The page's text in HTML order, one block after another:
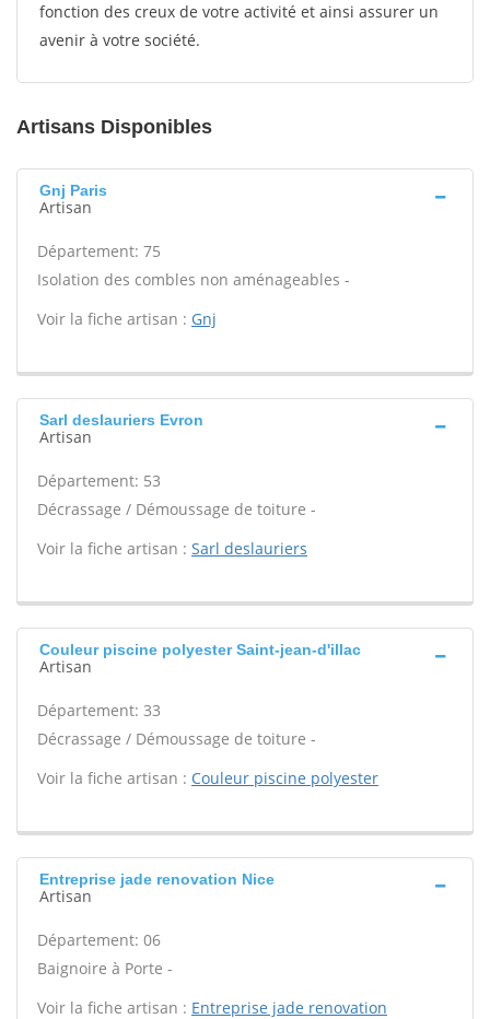
fonction des creux de votre activité et ainsi assurer un
avenir à votre société.
Artisans Disponibles
Gnj Paris
Artisan
Département: 75
Isolation des combles non aménageables -
Voir la fiche artisan : Gnj
Sarl deslauriers Evron
Artisan
Département: 53
Décrassage / Démoussage de toiture -
Voir la fiche artisan : Sarl deslauriers
Couleur piscine polyester Saint-jean-d'illac
Artisan
Département: 33
Décrassage / Démoussage de toiture -
Voir la fiche artisan : Couleur piscine polyester
Entreprise jade renovation Nice
Artisan
Département: 06
Baignoire à Porte -
Voir la fiche artisan : Entreprise jade renovation